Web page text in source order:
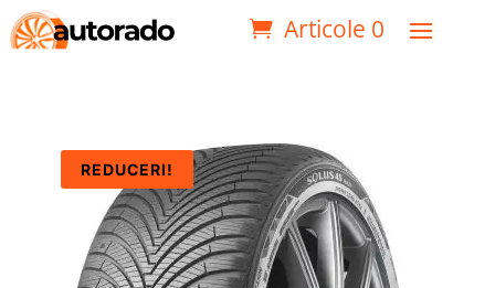
Articole 0
REDUCERI!